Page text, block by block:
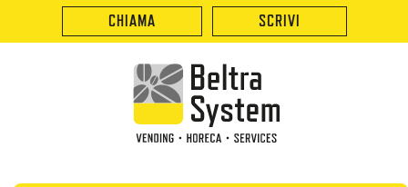
CHIAMA SCRIVI